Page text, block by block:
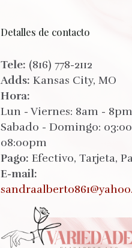
Detalles de contacto
Tele: (816) 778-2112
Adds: Kansas City, MO
Hora:
Lun - Viernes: 8am -
Sabado - Domingo:
08:00pm
Pago: Efectivo, Tarjeta,
E-mail: